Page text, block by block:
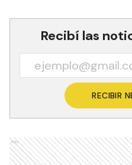
Recibí las
RECIBIR
Ads